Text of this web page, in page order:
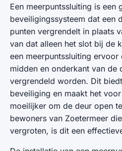
Een meerpuntssluiting is een
beveiligingssysteem dat een
punten vergrendelt in plaats
van dat alleen het slot bij de
een meerpuntssluiting
midden en onderkant van de
vergrendeld worden. Dit
beveiliging en maakt het
moeilijker om de deur open
bewoners van Zoetermeer
vergroten, is dit een